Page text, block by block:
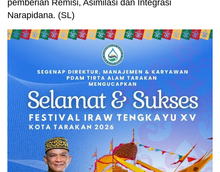
pemberian Remisi, Asimilasi dan Integrasi
Narapidana. (SL)